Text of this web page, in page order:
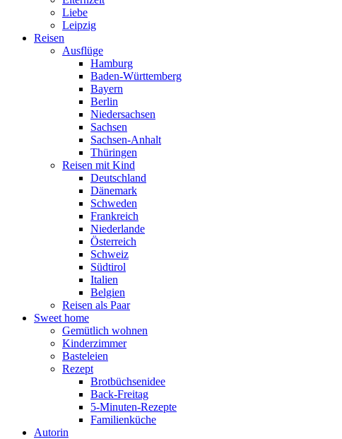
Liebe
Leipzig
Reisen
Ausflüge
Hamburg
Baden-Württemberg
Bayern
Berlin
Niedersachsen
Sachsen
Sachsen-Anhalt
Thüringen
Reisen mit Kind
Deutschland
Dänemark
Schweden
Frankreich
Niederlande
Österreich
Schweiz
Südtirol
Italien
Belgien
Reisen als Paar
Sweet home
Gemütlich wohnen
Kinderzimmer
Basteleien
Rezept
Brotbüchsenidee
Back-Freitag
5-Minuten-Rezepte
Familienküche
Autorin